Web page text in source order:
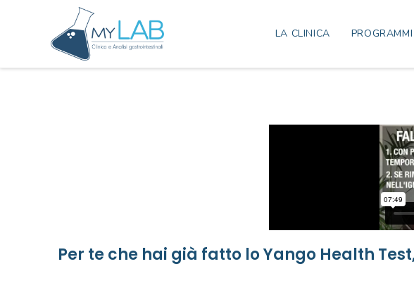
LA CLINICA PROGRAMMI
Per te che hai già fatto lo Yango Health